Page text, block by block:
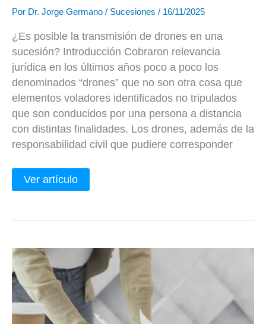
Por Dr. Jorge Germano / Sucesiones / 16/11/2025
¿Es posible la transmisión de drones en una
sucesión? Introducción Cobraron relevancia
jurídica en los últimos años poco a poco los
denominados “drones” que no son otra cosa que
elementos voladores identificados no tripulados
que son conducidos por una persona a distancia
con distintas finalidades. Los drones, además de la
responsabilidad civil que pudiere corresponder
Ver artículo
¿Puede
un
heredero
alquilar
sus
derechos
hereditarios?